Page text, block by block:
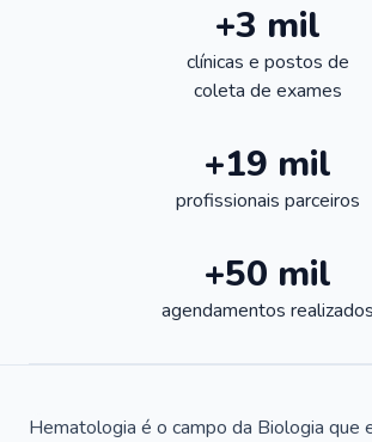
+3 mil
clínicas e postos de
coleta de exames
+19 mil
profissionais parceiros
+50 mil
agendamentos realizados
Hematologia é o campo da Biologia que